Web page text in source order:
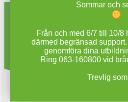
Sommar och
Från och med 6/7 till 10/8
därmed begränsad
genomföra dina
Ring 063-160800 vid
Trevlig